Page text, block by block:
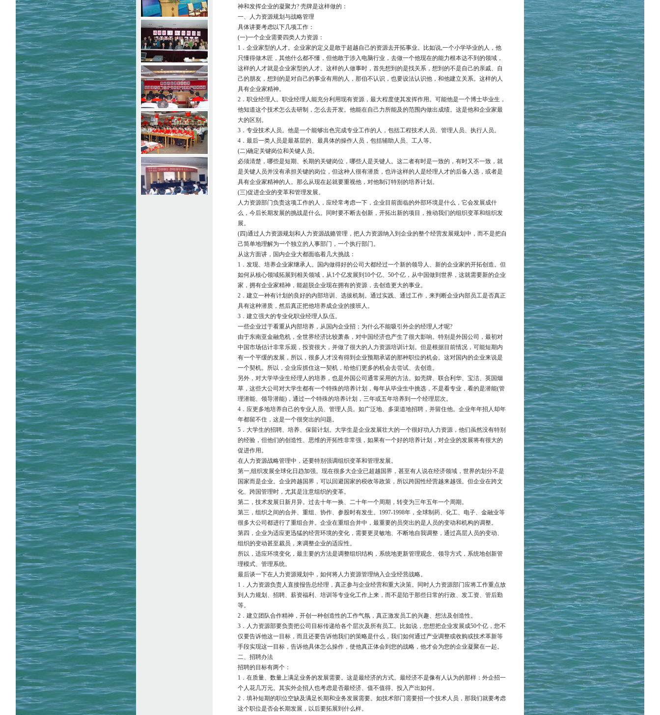
神和发挥企业的凝聚力? 壳牌是这样做的：
一、人力资源规划与战略管理
具体讲要考虑以下几项工作：
(一)一个企业需要四类人力资源：
1．企业家型的人才。企业家的定义是敢于超越自己的资源去开拓事业。比如说,一个小学毕业的人，他
只懂得做木匠，其他什么都不懂，但他敢于涉入电脑行业，去做一个他现在的能力根本达不到的领域，
这样的人才就是企业家型的人才。这样的人做事时，首先想到的是找关系，想到的不是自己的亲戚、自
己的朋友，想到的是对自己的事业有用的人，那伯不认识，也要设法认识他，和他建立关系。这样的人
具有企业家精神。
2．职业经理人。职业经理人能充分利用现有资源，最大程度使其发挥作用。可能他是一个博士毕业生，
他知道这个技术怎么去研制，怎么去开发。他能在自己力所能及的范围内做出成绩。这是他和企业家最
大的区别。
3．专业技术人员。他是一个能够出色完成专业工作的人，包括工程技术人员、管理人员、执行人员。
4．最后一类人员是最基层的、最具体的操作人员，包括辅助人员、工人等。
(二)确定关键岗位和关键人员。
必须清楚，哪些是短期、长期的关键岗位，哪些人是关键人。这二者有时是一致的，有时又不一致，就
是关键人员并没有承担关键的岗位，但这种人很有潜质，也许这样的人是经理人才的后备人选，或者是
具有企业家精神的人。那么从现在起就要重视他，对他制订特别的培养计划。
(三)促进企业的变革和管理发展。
人力资源部门负责这项工作的人，应经常考虑一下，企业目前面临的外部环境是什么，它会发展成什
么，今后长期发展的挑战是什么。同时要不断去创新，开拓出新的项目，推动我们的组织变革和组织发
展。
(四)通过人力资源规划和人力资源战赂管理，把人力资源纳入到企业的整个经营发展规划中，而不是把自
己简单地理解为一个独立的人事部门，一个执行部门。
从这方面讲，国内企业大都面临着几大挑战：
1．发现、培养企业家继承人。国内做得好的公司大都经过一个新的领导人、新的企业家的开拓创造。但
如何从核心领域拓展到相关领域，从1个亿发展到10个亿、50个亿，从中国做到世界，这就需要新的企业
家，拥有企业家精神，能超脱企业现在拥有的资源，去创造更大的事业。
2．建立一种有计划的良好的内部培训、选拔机制。通过实践、通过工作，来判断企业内部员工是否真正
具有这种潜质，然后真正把他培养成企业的接班人。
3．建立强大的专业化职业经理人队伍。
一些企业过于看重从内部培养，从国内企业招；为什么不能吸引外企的经理人才呢?
由于东南亚金融危机，全世界经济比较萧条，对中国经济也产生了很大影响。特别是外国公司，最初对
中国市场估计非常乐观，投资很大，并做了很大的人力资源培训计划。但是根据目前情况，可能短期内
有一个平缓的发展，所以，很多人才没有得到企业预期承诺的那种职位的机会。这对国内的企业来说是
一个契机。所以，企业应抓住这一契机，给他们更多的机会去尝试、去创造。
另外，对大学毕业生经理人的培养，也是外国公司通常采用的方法。如壳牌、联合利华、宝洁、英国烟
草，这些大公司对大学生都有一个特殊的培养计划，每年从毕业生中挑选，不是看专业，看的是潜能(管
理潜能、领导潜能)，通过一个特殊的培养计划，三年或五年培养到一个经理层次。
4．应更多地培养自己的专业人员、管理人员。如广泛地、多渠道地招聘，并留住他。企业年年招人却年
年都留不住，这是一个很突出的问题。
5．大学生的招聘、培养、保留计划。大学生是企业发展壮大的一个很好功人力资源，他们虽然没有特别
的经验，但他们的创造性、思维的开拓性非常强，如果有一个好的培养计划，对企业的发展将有很大的
促进作用。
在人力资源战略管理中，还要特别强调组织变革和管理发展。
第一,组织发展全球化日趋加强。现在很多大企业已超越国界，甚至有人说在经济领域，世界的划分不是
国家而是企业。企业跨越国界，可以回避国家的税收等政策，所以跨国性经营越来越强。但企业在跨文
化、跨国管理时，尤其是注意组织的变革。
第二，技术发展日新月异。过去十年一换、二十年一个周期，转变为三年五年一个周期。
第三，组织之间的合并、重组、协作、参股时有发生。1997-1998年，全球制药、化工、电子、金融业等
很多大公司都进行了重组合并。企业在重组合并中，最重要的员突出的是人员的变动和机构的调整。
第四，企业为适应更迅猛的经营环境的变化，需要更灵敏地、不断地自我调整，通过高层人员的变动、
组织的变动甚至裁员，来调整企业的适应性。
所以，适应环境变化，最主要的方法是调整组织结构，系统地更新管理观念、领导方式，系统地创新管
理模式、管理系统。
最后谈一下在人力资源规划中，如何将人力资源管理纳入企业经营战略。
1．人力资源负责人直接报告总经理，真正参与企业经营和重大决策。同时人力资源部门应将工作重点放
到人力规划、招聘、薪资福利、培训等专业化工作上来，而不是陷于那些日常的行政、发工资、管后勤
等。
2．建立团队合作精神，开创一种创造性的工作气氛，真正激发员工的兴趣、想法及创造性。
3．人力资源部要负责把公司目标传递给各个层次及所有员工。比如说，您想把企业发展成50个亿，您不
仅要告诉他这一目标，而且还要告诉他我们的策略是什么，我们如何通过产业调整或收购或技术革新等
手段实现这一目标，告诉他具体怎么操作，使他真正体会到您的战略，他才会为您的企业凝聚在一起。
二、招聘办法
招聘的目标有两个：
1．在质量、数量上满足业务的发展需要。这是最经济的方式。最经济不是像有人认为的那样：外企招一
个人花几万元。其实外企招人也考虑是否最经济、值不值得、投入产出如何。
2．填补短期的职位空缺及满足长期和业务发展需要。如技术部门需要招一个技术人员，那我们就要考虑
这个职位是否会长期发展，以后要拓展到什么样。